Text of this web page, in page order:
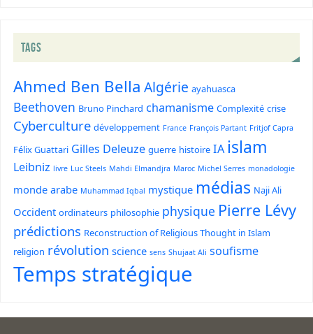
TAGS
Ahmed Ben Bella Algérie ayahuasca
Beethoven Bruno Pinchard chamanisme Complexité crise
Cyberculture développement France François Partant Fritjof Capra
Félix Guattari Gilles Deleuze guerre histoire IA islam
Leibniz livre Luc Steels Mahdi Elmandjra Maroc Michel Serres monadologie
monde arabe Muhammad Iqbal mystique médias Naji Ali
Occident ordinateurs philosophie physique Pierre Lévy
prédictions Reconstruction of Religious Thought in Islam
religion révolution science sens Shujaat Ali soufisme
Temps stratégique